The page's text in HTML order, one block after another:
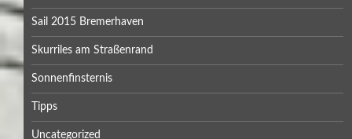
Sail 2015 Bremerhaven
Skurriles am Straßenrand
Sonnenfinsternis
Tipps
Uncategorized